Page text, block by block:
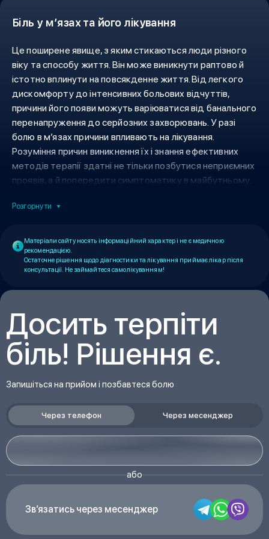
лікування болю в м’язах.
Розгорнути
Біль у м’язах та його лікування
Це поширене явище, з яким стикаються люди різного
віку та способу життя. Він може виникнути раптово й
істотно вплинути на повсякденне життя. Від легкого
дискомфорту до інтенсивних больових відчуттів,
причини його появи можуть варіюватися від банального
перенапруження до серйозних захворювань. У разі
болю в м’язах причини впливають на лікування.
Розуміння причин виникнення їх і знання ефективних
методів терапії здатні не тільки позбутися неприємних
проявів, а й попередити симптоматику в майбутньому.
Причини м’язового болю
Це патологічне і неприємне захворювання, яке буває
спричинене різноманітними чинниками, і розуміння
їхнього походження допомагає підібрати
Матеріали сайту носять інформаційний характер і не є медичною
рекомендацією.
Остаточне рішення щодо діагностики та лікування приймає лікар після
консультації. Не займайтеся самолікуванням!
Досить терпіти
біль! Рішення є.
Запишіться на прийом і позбавтеся болю
Через телефон Через месенджер
або
Звʼязатись через месенджер